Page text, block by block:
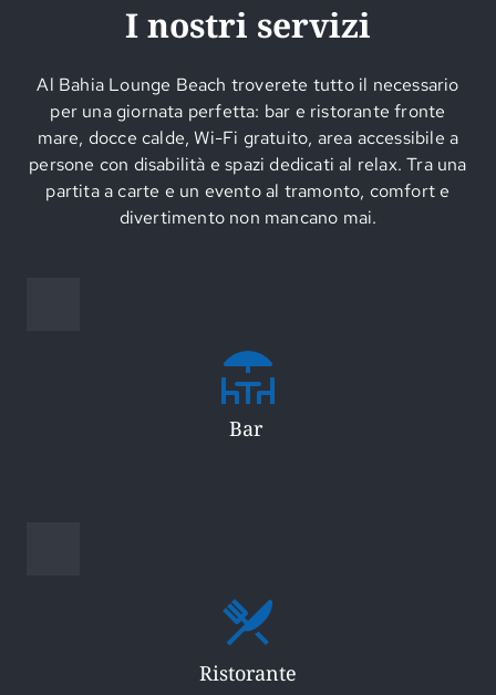
I nostri servizi
Al Bahia Lounge Beach troverete tutto il necessario
per una giornata perfetta: bar e ristorante fronte
mare, docce calde, Wi-Fi gratuito, area accessibile a
persone con disabilità e spazi dedicati al relax. Tra una
partita a carte e un evento al tramonto, comfort e
divertimento non mancano mai.
Bar
Ristorante